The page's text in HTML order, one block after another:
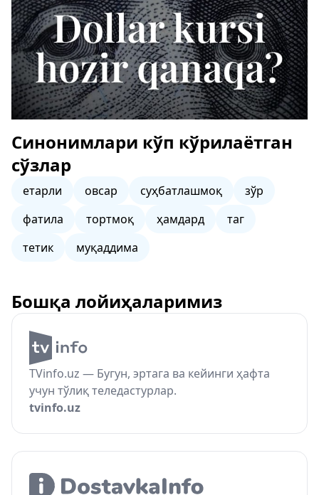
Синонимлари кўп кўрилаётган
сўзлар
етарли овсар суҳбатлашмоқ
зўр
фатила
тортмоқ ҳамдард
таг
тетик
муқаддима
Бошқа лойиҳаларимиз
TVinfo.uz — Бугун, эртага ва кейинги ҳафта
учун тўлиқ теледастурлар.
tvinfo.uz